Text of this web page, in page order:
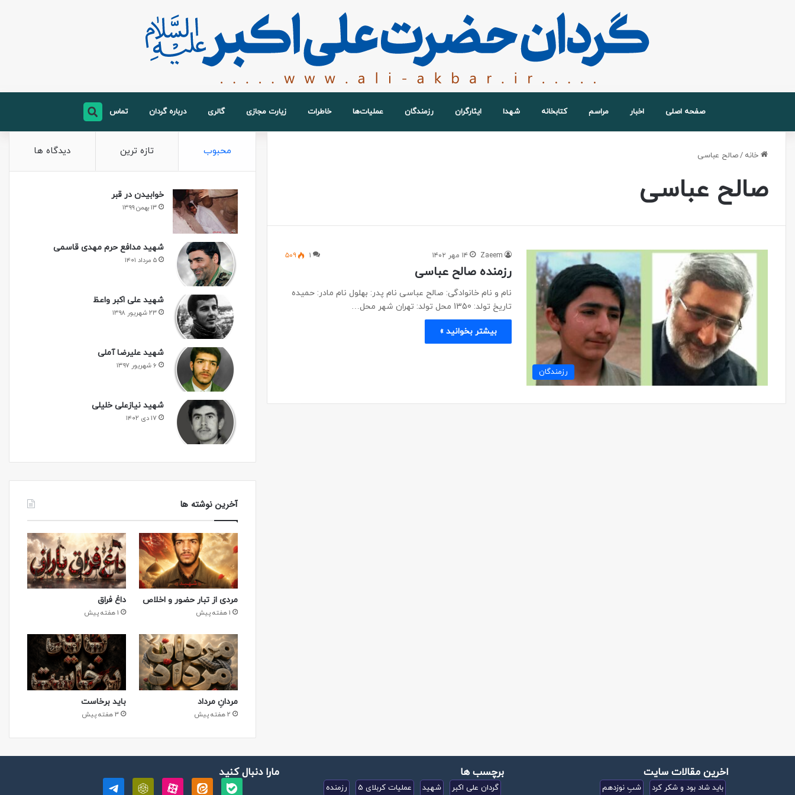
صفحه اصلی اخبار مراسم کتابخانه شهدا ایثارگران رزمندگان عملیات‌ها خاطرات زیارت مجازی گالری درباره گردان تماس
خانه /صالح عباسی
صالح عباسی
رزمندگان
Zaeem ۱۴ مهر ۱۴۰۲ ۱ ۵۰۹
رزمنده صالح عباسی
نام و نام خانوادگی: صالح عباسی نام پدر: بهلول نام مادر: حمیده
تاریخ تولد: 1350 محل تولد: تهران شهر محل…
بیشتر بخوانید »
محبوب تازه ترین دیدگاه ها
خوابیدن در قبر
۱۳ بهمن ۱۳۹۹
شهید مدافع حرم مهدی قاسمی
۵ مرداد ۱۴۰۱
شهید علی اکبر واعظ
۲۳ شهریور ۱۳۹۸
شهید علیرضا آملی
۶ شهریور ۱۳۹۷
شهید نیازعلی خلیلی
۱۷ دی ۱۴۰۲
آخرین نوشته ها
مردی از تبار حضور و اخلاص
1 هفته پیش
داغ فراق
1 هفته پیش
مردانِ مرداد
2 هفته پیش
باید برخاست
3 هفته پیش
اخرین مقالات سایت
باید شاد بود و شکر کرد شبِ نوزدهم
برچسب ها
گردان علی اکبر شهید عملیات کربلای 5 رزمنده
مارا دنبال کنید